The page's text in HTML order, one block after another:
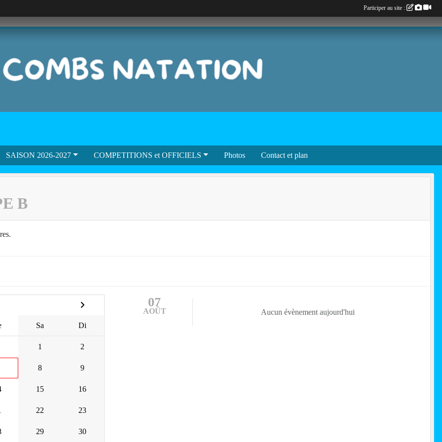
SAISON 2026-2027 COMPETITIONS et OFFICIELS Photos Contact et plan
B
Sa Di
1 2
8 9
15 16
22 23
29 30
07
AOÛT Aucun évènement aujourd'hui
Participer au site :